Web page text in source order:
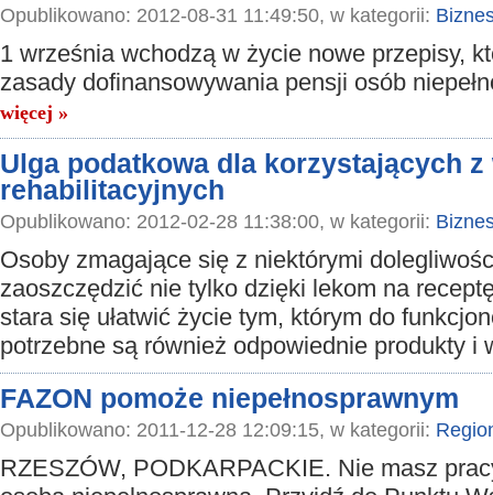
Opublikowano: 2012-08-31 11:49:50, w kategorii:
1 września wchodzą w życie nowe przepisy,
zasady dofinansowywania pensji osób
więcej »
Ulga podatkowa dla korzystających
rehabilitacyjnych
Opublikowano: 2012-02-28 11:38:00, w kategorii:
Osoby zmagające się z niektórymi
zaoszczędzić nie tylko dzięki lekom na
stara się ułatwić życie tym, którym do
potrzebne są również odpowiednie produkty i
FAZON pomoże niepełnosprawnym
Opublikowano: 2011-12-28 12:09:15, w kategorii:
RZESZÓW, PODKARPACKIE. Nie masz